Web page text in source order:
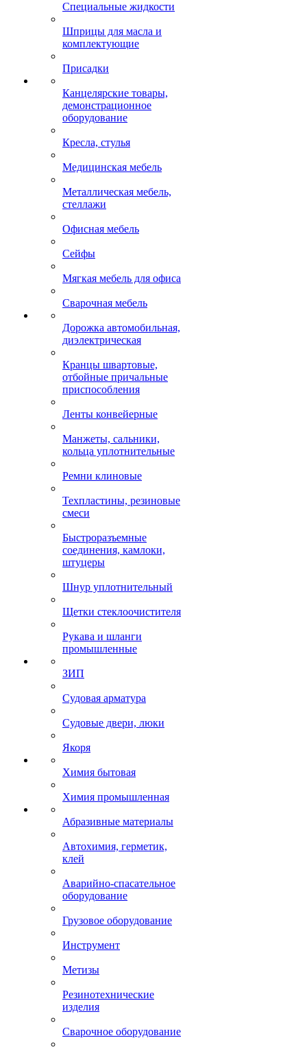
Специальные жидкости
Шприцы для масла и
комплектующие
Присадки
Канцелярские товары,
демонстрационное
оборудование
Кресла, стулья
Медицинская мебель
Металлическая мебель,
стеллажи
Офисная мебель
Сейфы
Мягкая мебель для офиса
Сварочная мебель
Дорожка автомобильная,
диэлектрическая
Кранцы швартовые,
отбойные причальные
приспособления
Ленты конвейерные
Манжеты, сальники,
кольца уплотнительные
Ремни клиновые
Техпластины, резиновые
смеси
Быстроразъемные
соединения, камлоки,
штуцеры
Шнур уплотнительный
Щетки стеклоочистителя
Рукава и шланги
промышленные
ЗИП
Судовая арматура
Судовые двери, люки
Якоря
Химия бытовая
Химия промышленная
Абразивные материалы
Автохимия, герметик,
клей
Аварийно-спасательное
оборудование
Грузовое оборудование
Инструмент
Метизы
Резинотехнические
изделия
Сварочное оборудование